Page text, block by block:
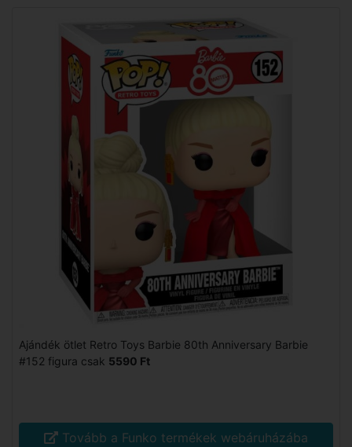
Ajándék ötlet Retro Toys Barbie 80th Anniversary Barbie
#152 figura csak 5590 Ft
Tovább a Funko termékek webáruházába